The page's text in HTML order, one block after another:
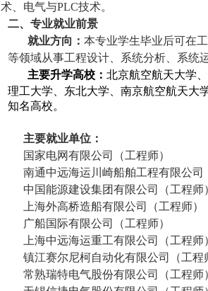
术、电气与PLC技术。
二、专业就业前景
就业方向： 本专业学生毕业后可在
等领域从事工程设计、系统分析、系统
主要升学高校： 北京航空航天大学
理工大学、东北大学、南京航空航天大
知名高校。
主要就业单位：
国家电网有限公司（工程师）
南通中远海运川崎船舶工程有限公司
中国能源建设集团有限公司（工程师
上海外高桥造船有限公司（工程师）
广船国际有限公司（工程师）
上海中远海运重工有限公司（工程师
镇江赛尔尼柯自动化有限公司（工程
常熟瑞特电气股份有限公司（工程师